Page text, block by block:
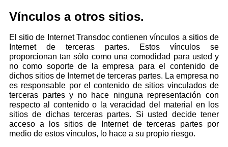
Vínculos a otros sitios.
El sitio de Internet Transdoc contienen vínculos a sitios de
Internet de terceras partes. Estos vínculos se
proporcionan tan sólo como una comodidad para usted y
no como soporte de la empresa para el contenido de
dichos sitios de Internet de terceras partes. La empresa no
es responsable por el contenido de sitios vinculados de
terceras partes y no hace ninguna representación con
respecto al contenido o la veracidad del material en los
sitios de dichas terceras partes. Si usted decide tener
acceso a los sitios de Internet de terceras partes por
medio de estos vínculos, lo hace a su propio riesgo.